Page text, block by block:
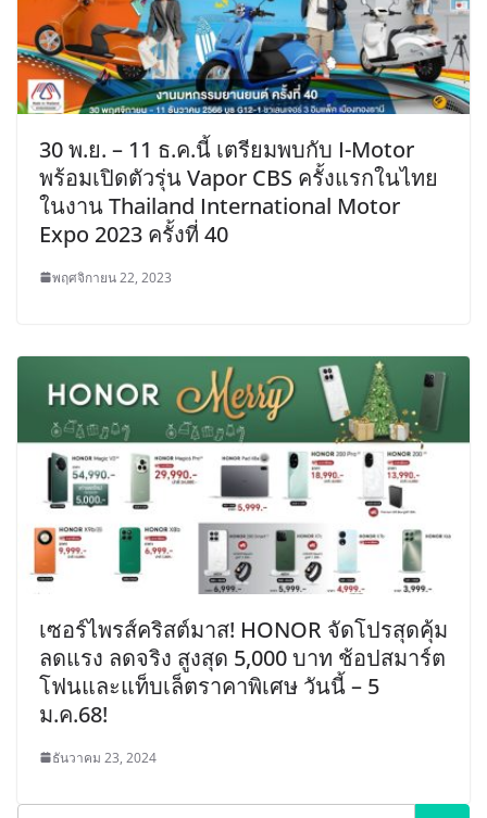
30 พ.ย. – 11 ธ.ค.นี้ เตรียมพบกับ I-Motor
พร้อมเปิดตัวรุ่น Vapor CBS ครั้งแรกในไทย
ในงาน Thailand International Motor
Expo 2023 ครั้งที่ 40
พฤศจิกายน 22, 2023
เซอร์ไพรส์คริสต์มาส! HONOR จัดโปรสุดคุ้ม
ลดแรง ลดจริง สูงสุด 5,000 บาท ช้อปสมาร์ต
โฟนและแท็บเล็ตราคาพิเศษ วันนี้ – 5
ม.ค.68!
ธันวาคม 23, 2024